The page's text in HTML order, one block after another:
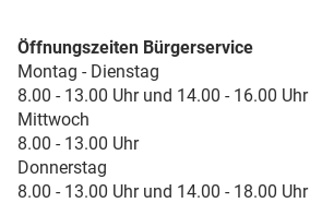
Öffnungszeiten Bürgerservice
Montag - Dienstag
8.00 - 13.00 Uhr und 14.00 - 16.00 Uhr
Mittwoch
8.00 - 13.00 Uhr
Donnerstag
8.00 - 13.00 Uhr und 14.00 - 18.00 Uhr